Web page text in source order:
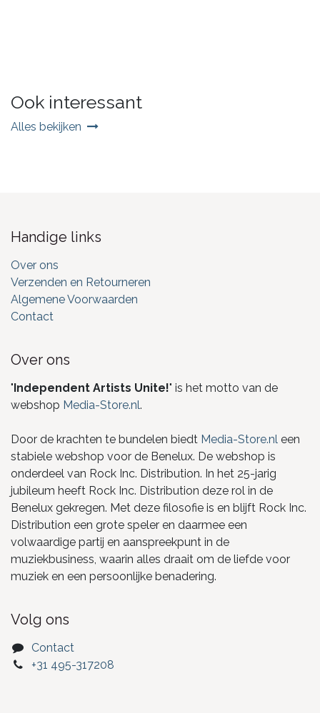
Ook interessant
Alles bekijken
Handige links
Over ons
Verzenden en Retourneren
Algemene Voorwaarden
Contact
Over ons
"Independent Artists Unite!" is het motto van de
webshop Media-Store.nl.
Door de krachten te bundelen biedt Media-Store.nl een
stabiele webshop voor de Benelux. De webshop is
onderdeel van Rock Inc. Distribution. In het 25-jarig
jubileum heeft Rock Inc. Distribution deze rol in de
Benelux gekregen. Met deze filosofie is en blijft Rock Inc.
Distribution een grote speler en daarmee een
volwaardige partij en aanspreekpunt in de
muziekbusiness, waarin alles draait om de liefde voor
muziek en een persoonlijke benadering.
Volg ons
Contact
+31 495-317208